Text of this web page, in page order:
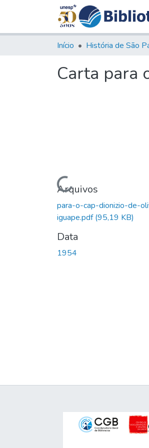
Início História de São
Carta para
Carregando...
Arquivos
para-o-cap-dionizio-de-
iguape.pdf(95,19 KB)
Data
1954